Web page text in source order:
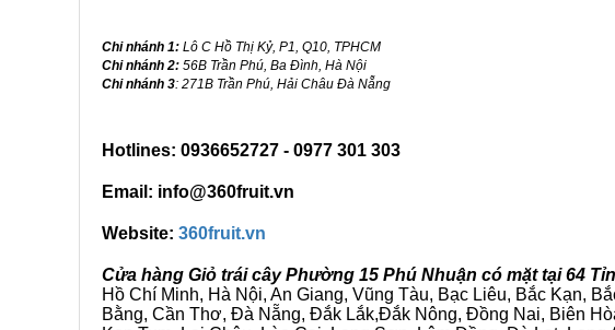
Chi nhánh 1: Lô C Hồ Thị Kỷ, P1, Q10, TPHCM
Chi nhánh 2: 56B Trần Phú, Ba Đình, Hà Nội
Chi nhánh 3: 271B Trần Phú, Hải Châu Đà Nẵng
Hotlines: 0936652727 - 0977 301 303
Email: info@360fruit.vn
Website: 360fruit.vn
Cửa hàng Giỏ trái cây Phường 15 Phú Nhuận có mặt tại 64
Hồ Chí Minh, Hà Nội, An Giang, Vũng Tàu, Bạc Liêu, Bắc Kạn,
Bằng, Cần Thơ, Đà Nẵng, Đắk Lắk,Đắk Nông, Đồng Nai, Biên